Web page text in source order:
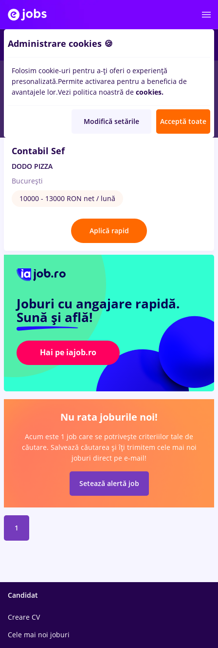
loc de muncacu salarii bucatar sef, Full timeinBucuresti
Banci, IT / Telecom
Contabil Sef
DODO PIZZA
București
10000 - 13000 RON net / lună
Aplică rapid
Joburi cu angajare rapidă.
Sună și află!
Hai pe iajob.ro
Nu rata joburile noi!
Acum este 1 job care se potrivește criteriilor tale de
căutare. Salvează căutarea și îți trimitem cele mai noi
joburi direct pe e-mail!
Setează alertă job
1
Candidat
Creare CV
Cele mai noi joburi
Administrare cookies 🍪
Folosim cookie-uri pentru a-ți oferi o experiență
presonalizată.Permite activarea pentru a beneficia de
avantajele lor.Vezi politica noastră de cookies.
Modifică setările Acceptă toate